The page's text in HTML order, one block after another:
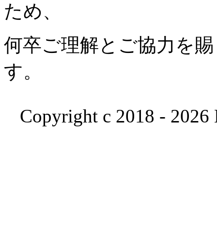
ため、
何卒ご理解とご協力を
す。
Copyright c 2018 -